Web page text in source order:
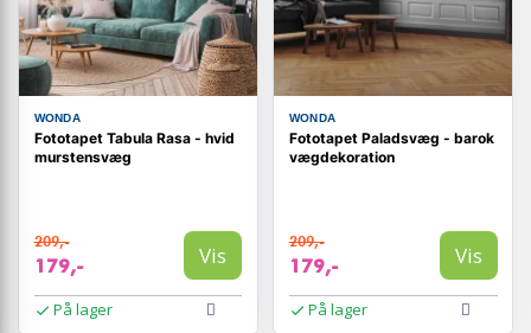
WONDA
Fototapet Tabula Rasa - hvid
murstensvæg
209,-
179,- Vis
På lager
WONDA
Fototapet Paladsvæg - barok
vægdekoration
209,-
179,- Vis
På lager